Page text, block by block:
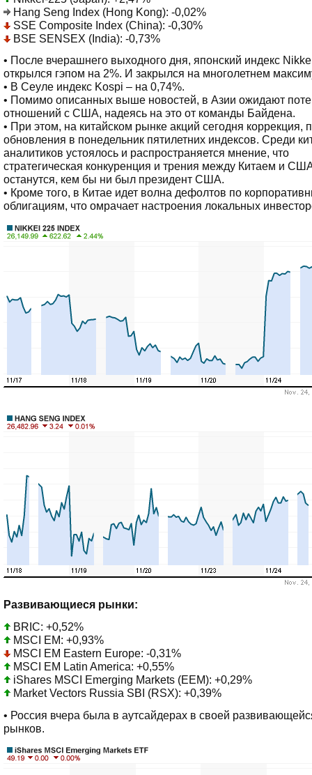
Hang Seng Index (Hong Kong): -0,02%
SSE Composite Index (China): -0,30%
BSE SENSEX (India): -0,73%
• После вчерашнего выходного дня, японский индекс
открылся гэпом на 2%. И закрылся на многолетнем
• В Сеуле индекс Kospi – на 0,74%.
• Помимо описанных выше новостей, в Азии ожидают
отношений с США, надеясь на это от команды Байдена.
• При этом, на китайском рынке акций сегодня коррекция,
обновления в понедельник пятилетних индексов. Среди
аналитиков устоялось и распространяется мнение, что
стратегическая конкуренция и трения между Китаем и
останутся, кем бы ни был президент США.
• Кроме того, в Китае идет волна дефолтов по
облигациям, что омрачает настроения локальных
Развивающиеся рынки:
BRIC: +0,52%
MSCI EM: +0,93%
MSCI EM Eastern Europe: -0,31%
MSCI EM Latin America: +0,55%
iShares MSCI Emerging Markets (EEM): +0,29%
Market Vectors Russia SBI (RSX): +0,39%
• Россия вчера была в аутсайдерах в своей
рынков.